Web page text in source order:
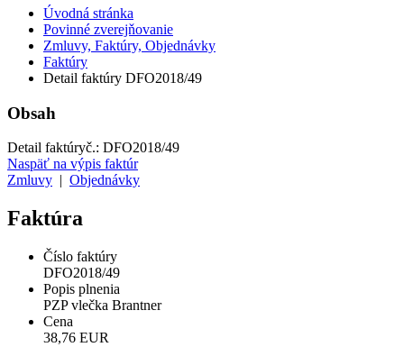
Úvodná stránka
Povinné zverejňovanie
Zmluvy, Faktúry, Objednávky
Faktúry
Detail faktúry DFO2018/49
Obsah
Detail faktúryč.: DFO2018/49
Naspäť na výpis faktúr
Zmluvy
Objednávky
Faktúra
Číslo faktúry
DFO2018/49
Popis plnenia
PZP vlečka Brantner
Cena
38,76 EUR